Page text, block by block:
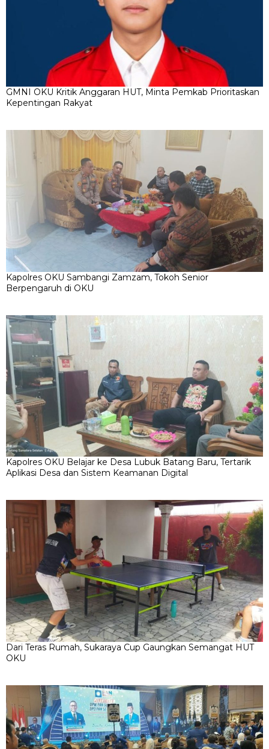
GMNI OKU Kritik Anggaran HUT, Minta Pemkab Prioritaskan
Kepentingan Rakyat
Kapolres OKU Sambangi Zamzam, Tokoh Senior
Berpengaruh di OKU
Kapolres OKU Belajar ke Desa Lubuk Batang Baru, Tertarik
Aplikasi Desa dan Sistem Keamanan Digital
Dari Teras Rumah, Sukaraya Cup Gaungkan Semangat HUT
OKU